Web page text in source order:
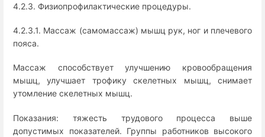
4.2.3. Физиопрофилактические процедуры.
4.2.3.1. Массаж (самомассаж) мышц рук, ног и плечевого
пояса.
Массаж способствует улучшению кровообращения
мышц, улучшает трофику скелетных мышц, снимает
утомление скелетных мышц.
Показания: тяжесть трудового процесса выше
допустимых показателей. Группы работников высокого